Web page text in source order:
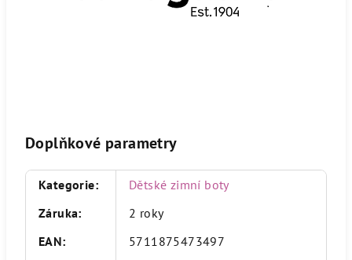
Doplňkové parametry
Kategorie:
Dětské zimní boty
Záruka:
2 roky
EAN:
5711875473497